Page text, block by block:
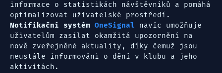
informace o statistikách návštěvníků a pomáhá
optimalizovat uživatelské prostředí.
Notifikační systém OneSignal navíc umožňuje
uživatelům zasílat okamžitá upozornění na
nově zveřejněné aktuality, díky čemuž jsou
neustále informováni o dění v klubu a jeho
aktivitách.